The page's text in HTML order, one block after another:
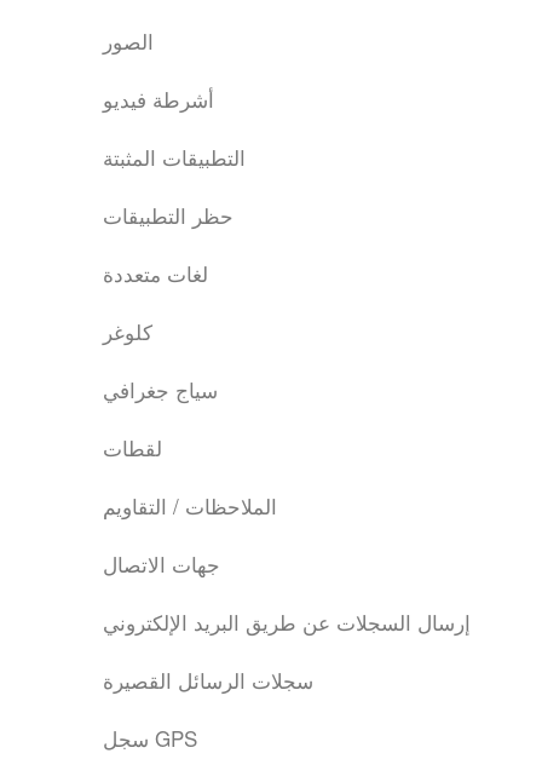
الصور
أشرطة فيديو
التطبيقات المثبتة
حظر التطبيقات
لغات متعددة
كلوغر
سياج جغرافي
لقطات
الملاحظات / التقاويم
جهات الاتصال
إرسال السجلات عن طريق البريد الإلكتروني
سجلات الرسائل القصيرة
سجل GPS